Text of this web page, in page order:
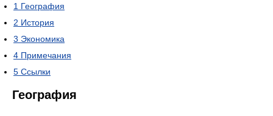
1 География
2 История
3 Экономика
4 Примечания
5 Ссылки
География